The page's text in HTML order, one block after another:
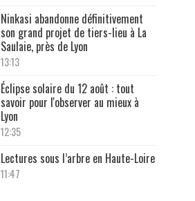
Ninkasi abandonne définitivement
son grand projet de tiers-lieu à La
Saulaie, près de Lyon
13:13
Éclipse solaire du 12 août : tout
savoir pour l'observer au mieux à
Lyon
12:35
Lectures sous l’arbre en Haute-Loire
11:47